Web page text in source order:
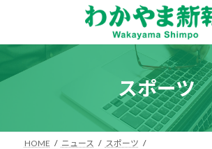
ン
へ
プ
ー
ョ
動
スポーツ
HOME ニュース
スポーツ